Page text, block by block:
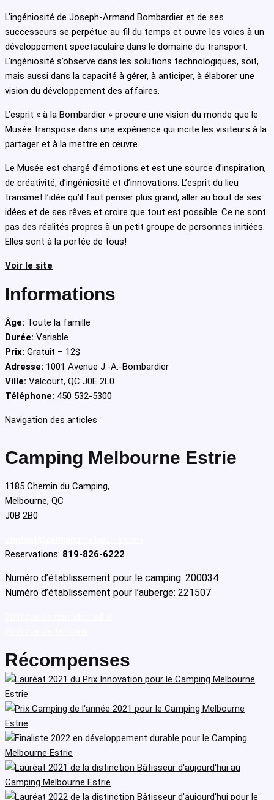
L’ingéniosité de Joseph-Armand Bombardier et de ses
successeurs se perpétue au fil du temps et ouvre les voies à un
développement spectaculaire dans le domaine du transport.
L’ingéniosité s’observe dans les solutions technologiques, soit,
mais aussi dans la capacité à gérer, à anticiper, à élaborer une
vision du développement des affaires.
L’esprit « à la Bombardier » procure une vision du monde que le
Musée transpose dans une expérience qui incite les visiteurs à la
partager et à la mettre en œuvre.
Le Musée est chargé d’émotions et est une source d’inspiration,
de créativité, d’ingéniosité et d’innovations. L’esprit du lieu
transmet l’idée qu’il faut penser plus grand, aller au bout de ses
idées et de ses rêves et croire que tout est possible. Ce ne sont
pas des réalités propres à un petit groupe de personnes initiées.
Elles sont à la portée de tous!
Voir le site
Informations
Âge: Toute la famille
Durée: Variable
Prix: Gratuit – 12$
Adresse: 1001 Avenue J.-A.-Bombardier
Ville: Valcourt, QC J0E 2L0
Téléphone: 450 532-5300
Navigation des articles
Camping Melbourne Estrie
1185 Chemin du Camping,
Melbourne, QC
J0B 2B0
Reservations: 819-826-6222
Numéro d’établissement pour le camping: 200034
Numéro d’établissement pour l’auberge: 221507
Récompenses